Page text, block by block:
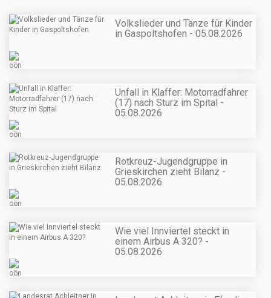
Volkslieder und Tänze für Kinder
in Gaspoltshofen - 05.08.2026
Unfall in Klaffer: Motorradfahrer
(17) nach Sturz im Spital -
05.08.2026
Rotkreuz-Jugendgruppe in
Grieskirchen zieht Bilanz -
05.08.2026
Wie viel Innviertel steckt in
einem Airbus A 320? -
05.08.2026